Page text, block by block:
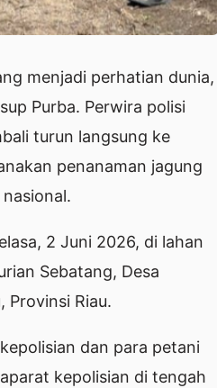
menjadi perhatian dunia,
Purba. Perwira polisi
turun langsung ke
penanaman jagung
2 Juni 2026, di lahan
Sebatang, Desa
Provinsi Riau.
dan para petani
kepolisian di tengah